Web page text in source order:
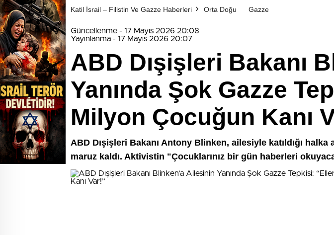
Katil İsrail – Filistin Ve Gazze Haberleri Orta Doğu Gazze
Güncellenme - 17 Mayıs 2026 20:08
Yayınlanma - 17 Mayıs 2026 20:07
ABD Dışişleri Bakanı
Yanında Şok Gazze
Milyon Çocuğun Kanı
ABD Dışişleri Bakanı Antony Blinken, ailesiyle katıldığı
maruz kaldı. Aktivistin "Çocuklarınız bir gün haberleri